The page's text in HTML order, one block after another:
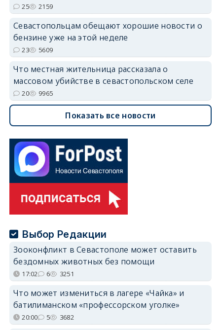
25 2159
Севастопольцам обещают хорошие новости о
бензине уже на этой неделе
23 5609
Что местная жительница рассказала о
массовом убийстве в севастопольском селе
20 9965
Показать все новости
Выбор Редакции
Зооконфликт в Севастополе может оставить
бездомных животных без помощи
17:02 6 3251
Что может измениться в лагере «Чайка» и
батилиманском «профессорском уголке»
20:00 5 3682